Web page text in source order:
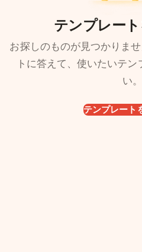
テンプレー
お探しのものが見つかりま
トに答えて、使いたいテ
い。
テンプレート